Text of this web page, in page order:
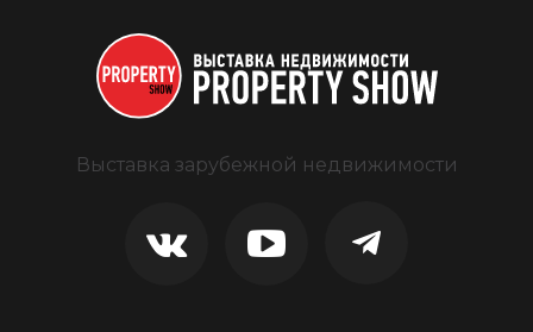
Выставка зарубежной недвижимости